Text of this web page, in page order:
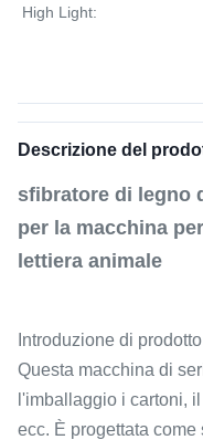
High Light:
Descrizione del
sfibratore di legno
per la macchina
lettiera animale
Introduzione di prodotto
Questa macchina di
l'imballaggio i cartoni,
ecc. È progettata